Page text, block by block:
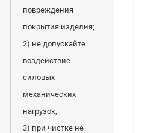
повреждения
покрытия изделия;
2) не допускайте
воздействие
силовых
механических
нагрузок;
3) при чистке не